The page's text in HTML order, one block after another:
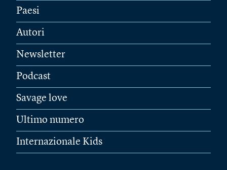
Paesi
Autori
Newsletter
Podcast
Savage love
Ultimo numero
Internazionale Kids